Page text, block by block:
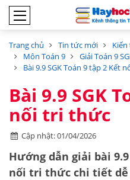
Trang chủ Tin tức mới Kiến
Môn Toán 9
Giải Toán 9
Bài 9.9 SGK Toán 9 tập 2 Kết
Bài 9.9 SGK
nối tri thức
Cập nhật: 01/04/2026
Hướng dẫn giải bài
nối tri thức chi tiết dễ